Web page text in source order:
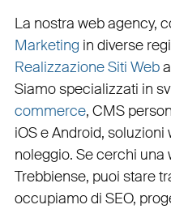
La nostra web agency,
Marketing in diverse
Realizzazione Siti Weba
Siamo specializzati in
commerce, CMS
iOS e Android, soluzioni
noleggio. Se cerchi una
Trebbiense, puoi stare
occupiamo di SEO,